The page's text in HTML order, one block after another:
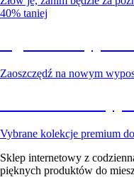
40% taniej
Zaoszczędź na nowym
Vybrane kolekcje premium
Sklep internetowy z
pięknych produktów do